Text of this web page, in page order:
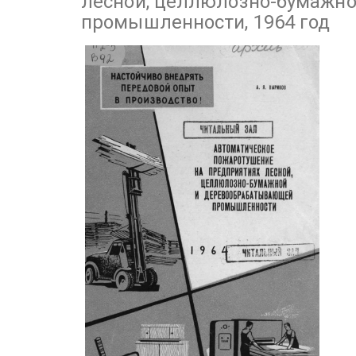
промышленности, 1964 год